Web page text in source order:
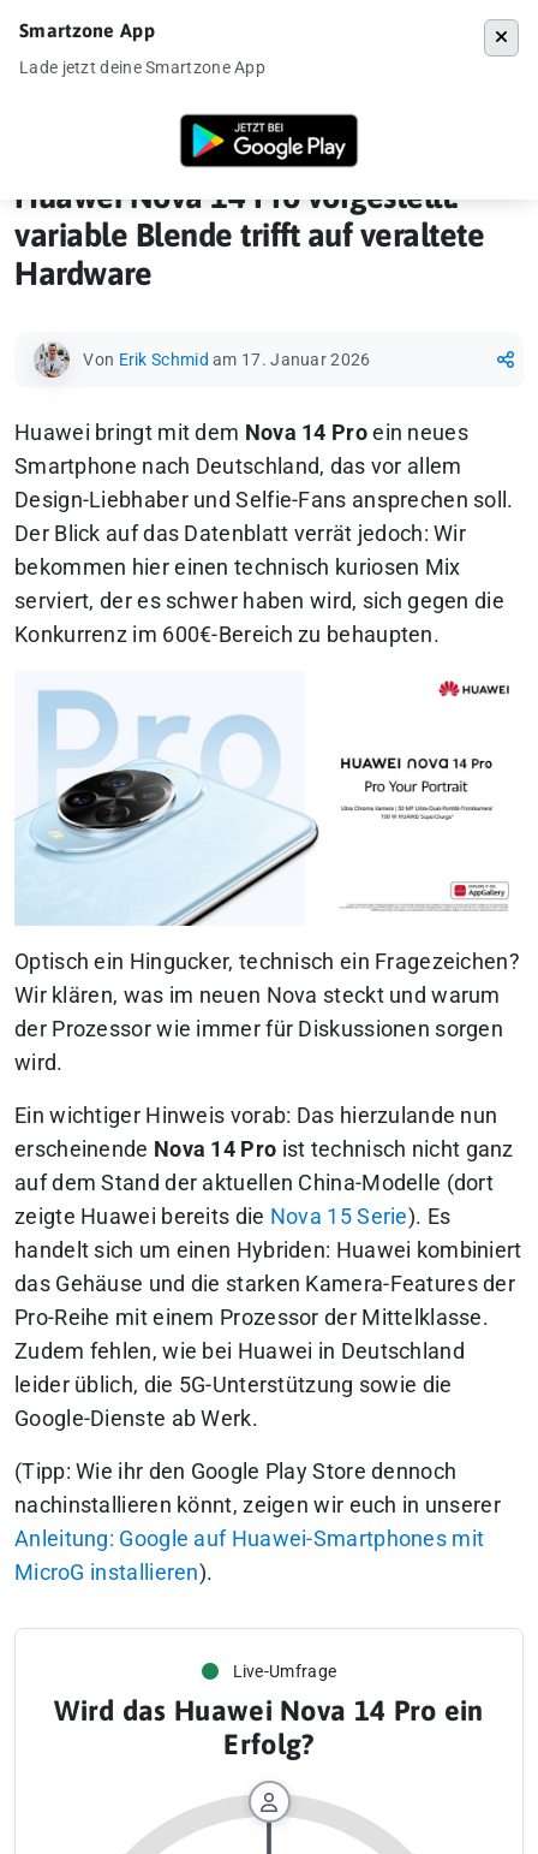
Ankündigung Huawei Nova 14 Pro vorgestellt: variable
Huawei Nova 14 Pro vorgestellt:
variable Blende trifft auf veraltete
Hardware
Von Erik Schmid am 17. Januar 2026
Huawei bringt mit dem Nova 14 Proein neues
Smartphone nach Deutschland, das vor allem
Design-Liebhaber und Selfie-Fans ansprechen soll.
Der Blick auf das Datenblatt verrät jedoch: Wir
bekommen hier einen technisch kuriosen Mix
serviert, der es schwer haben wird, sich gegen die
Konkurrenz im 600€-Bereich zu behaupten.
Optisch ein Hingucker, technisch ein Fragezeichen?
Wir klären, was im neuen Nova steckt und warum
der Prozessor wie immer für Diskussionen sorgen
wird.
Ein wichtiger Hinweis vorab: Das hierzulande nun
erscheinende Nova 14 Pro ist technisch nicht ganz
auf dem Stand der aktuellen China-Modelle (dort
zeigte Huawei bereits die Nova 15 Serie). Es
handelt sich um einen Hybriden: Huawei kombiniert
das Gehäuse und die starken Kamera-Features der
Pro-Reihe mit einem Prozessor der Mittelklasse.
Zudem fehlen, wie bei Huawei in Deutschland
leider üblich, die 5G-Unterstützung sowie die
Google-Dienste ab Werk.
(Tipp: Wie ihr den Google Play Store dennoch
nachinstallieren könnt, zeigen wir euch in unserer
Anleitung: Google auf Huawei-Smartphones mit
MicroG installieren).
Live-Umfrage
Wird das Huawei Nova 14 Pro ein
Erfolg?
Smartzone App
Lade jetzt deine Smartzone App